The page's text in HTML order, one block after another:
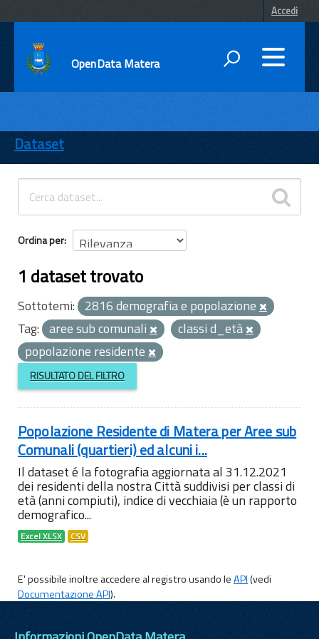
Accedi
OpenData Matera
ENTI
TEMI
INFORMAZIONI
Dataset
Ordina per
1 dataset trovato
Sottotemi: 2816 demografia e popolazione
Tag: aree sub comunali
classi d_età
popolazione residente
RISULTATO DEL FILTRO
Popolazione Residente di Matera per Aree sub
Comunali (quartieri) ed alcuni i...
Il dataset é la fotografia aggiornata al 31.12.2021
dei residenti della nostra Città suddivisi per classi di
età (anni compiuti), indice di vecchiaia (è un rapporto
demografico...
Excel XLSX CSV
E' possibile inoltre accedere al registro usando leAPI(vedi
Documentazione API).